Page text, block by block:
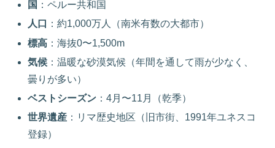
国 ：ペルー共和国
人口
：約1,000万人（南米有数の大都市）
標高 ：海抜0〜1,500m
気候 ：温暖な砂漠気候（年間を通して雨が少なく、
曇りが多い）
ベストシーズン ：4月〜11月（乾季）
世界遺産 ：リマ歴史地区（旧市街、1991年ユネスコ
登録）